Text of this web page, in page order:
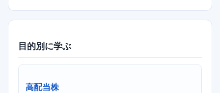
目的別に学ぶ
高配当株